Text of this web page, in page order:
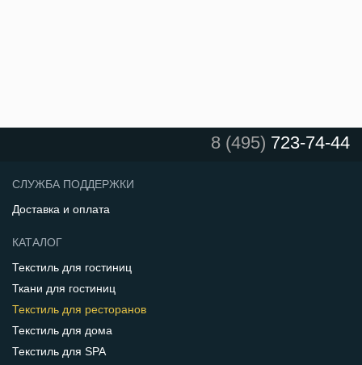
8 (495) 723-74-44
СЛУЖБА ПОДДЕРЖКИ
Доставка и оплата
КАТАЛОГ
Текстиль для гостиниц
Ткани для гостиниц
Текстиль для ресторанов
Текстиль для дома
Текстиль для SPA